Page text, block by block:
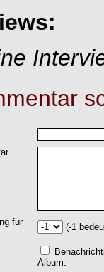
für
(-1
Album.